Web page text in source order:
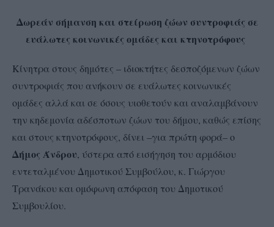
Δωρεάν σήμανση και στείρωση ζώων συντροφιάς σε
ευάλωτες κοινωνικές ομάδες και κτηνοτρόφους
Κίνητρα στους δημότες – ιδιοκτήτες δεσποζόμενων ζώων
συντροφιάς που ανήκουν σε ευάλωτες κοινωνικές
ομάδες αλλά και σε όσους υιοθετούν και αναλαμβάνουν
την κηδεμονία αδέσποτων ζώων του δήμου, καθώς επίσης
και στους κτηνοτρόφους, δίνει –για πρώτη φορά– ο
Δήμος Άνδρου, ύστερα από εισήγηση του αρμόδιου
εντεταλμένου Δημοτικού Συμβούλου, κ. Γιώργου
Τρανάκου και ομόφωνη απόφαση του Δημοτικού
Συμβουλίου.